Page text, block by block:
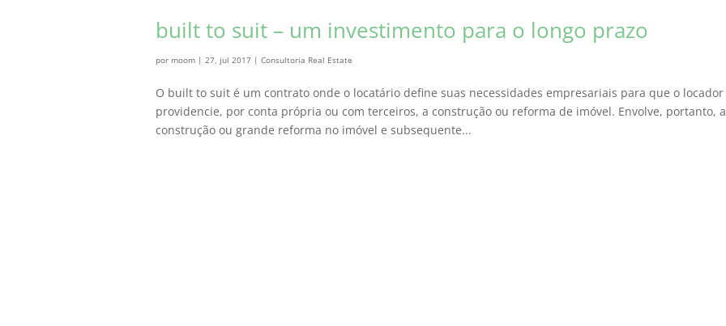
built to suit – um investimento para o longo prazo
por moom | 27, jul 2017 | Consultoria Real Estate
O built to suit é um contrato onde o locatário define suas necessidades empresariais para que o locador
providencie, por conta própria ou com terceiros, a construção ou reforma de imóvel. Envolve, portanto, a
construção ou grande reforma no imóvel e subsequente...